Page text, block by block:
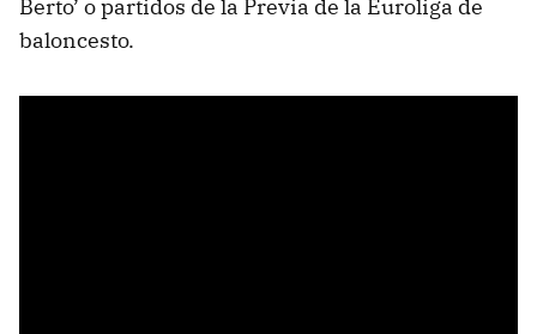
Berto’ o partidos de la Previa de la Euroliga de
baloncesto.